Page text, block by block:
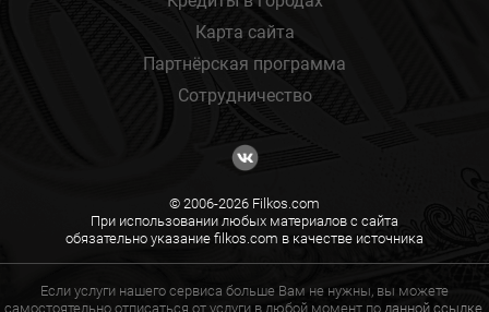
Карта сайта
Партнёрская программа
Сотрудничество
© 2006-2026 Filkos.com
При использовании любых материалов с сайта
обязательно указание filkos.com в качестве источника
Если услуги нашего сервиса больше Вам не нужны, вы можете
самостоятельно отписаться от услуги в любой момент по данной ссылке.